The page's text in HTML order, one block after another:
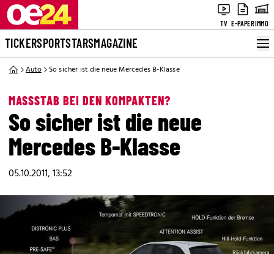
TV E-PAPERIMMO
TICKERSPORTSTARSMAGAZINE
Auto So sicher ist die neue Mercedes B-Klasse
MASSSTAB BEI DEN KOMPAKTEN?
So sicher ist die neue
Mercedes B-Klasse
05.10.2011, 13:52